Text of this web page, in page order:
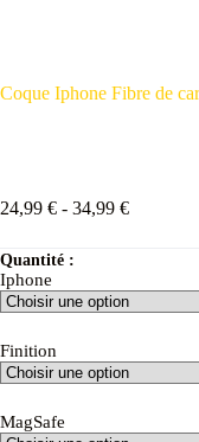
Coque Iphone Fibre de
24,99 € - 34,99 €
Quantité :
Iphone
Finition
MagSafe